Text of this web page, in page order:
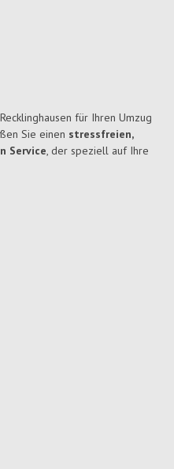
für Ihren Umzug
Sie einen stressfreien,
Service, der speziell auf Ihre